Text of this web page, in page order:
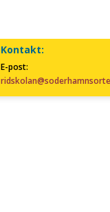
Kontakt:
E-post: